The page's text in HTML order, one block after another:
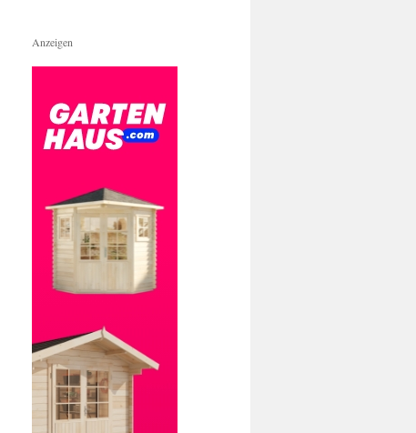
Anzeigen